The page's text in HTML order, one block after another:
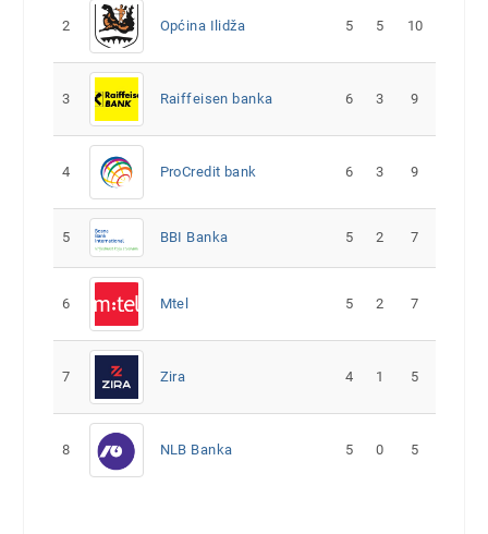
2 Općina Ilidža 5 5 10
3 Raiffeisen banka 6 3 9
4 ProCredit bank 6 3 9
5 BBI Banka 5 2 7
6 Mtel 5 2 7
7 Zira 4 1 5
8 NLB Banka 5 0 5